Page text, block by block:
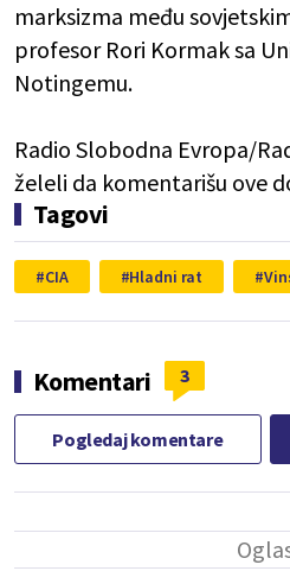
marksizma među
profesor Rori Kormak sa
Notingemu.
Radio Slobodna Evropa/
želeli da komentarišu ove
Tagovi
CIA Hladni rat
Komentari 3
Pogledaj komentare